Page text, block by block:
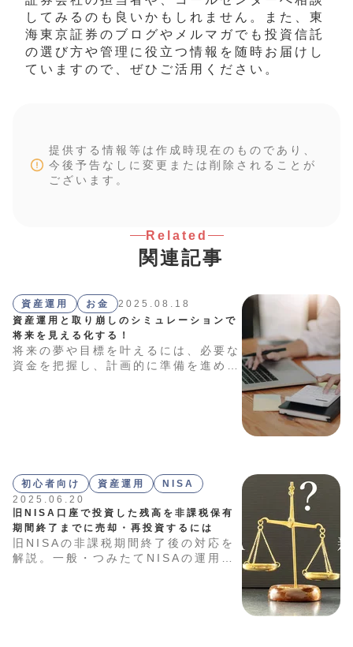
してみるのも良いかもしれません。また、東
海東京証券のブログやメルマガでも投資信託
の選び方や管理に役立つ情報を随時お届けし
ていますので、ぜひご活用ください。
提供する情報等は作成時現在のものであり、
今後予告なしに変更または削除されることが
ございます。
Related
関連記事
資産運用 お金
2025.08.18
資産運用と取り崩しのシミュレーションで
将来を見える化する！
将来の夢や目標を叶えるには、必要な
資金を把握し、計画的に準備を進める
初心者向け 資産運用
NISA
2025.06.20
旧NISA口座で投資した残高を非課税保有
期間終了までに売却・再投資するには
旧NISAの非課税期間終了後の対応を
解説。一般・つみたてNISAの運用期